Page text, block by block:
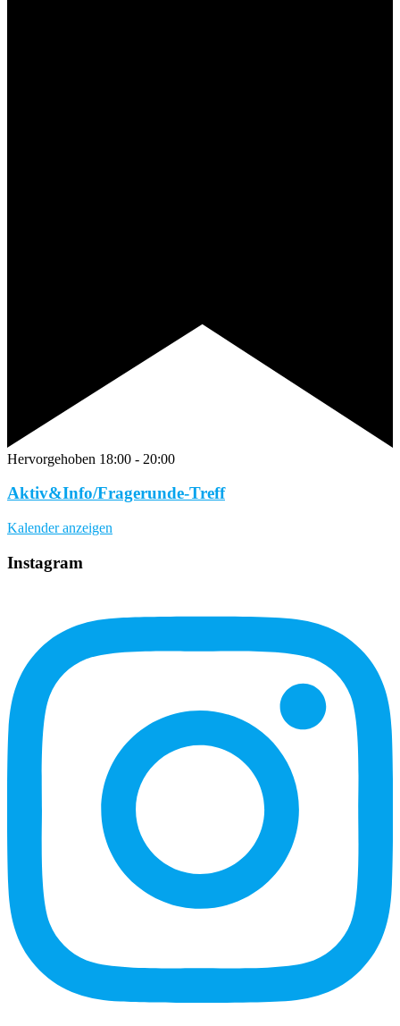
Hervorgehoben 18:00 - 20:00
Aktiv&Info/Fragerunde-Treff
Kalender anzeigen
Instagram